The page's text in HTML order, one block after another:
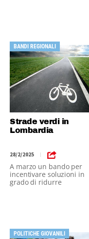
BANDI REGIONALI
Strade verdi in
Lombardia
28/2/2025 |
A marzo un bando per
incentivare soluzioni in
grado di ridurre
POLITICHE GIOVANILI